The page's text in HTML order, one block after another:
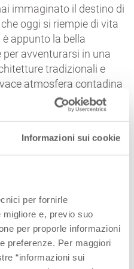
Informazioni sui cookie
per fornirle
migliore e, previo suo
per proporle informazioni
preferenze. Per maggiori
“informazioni sui
immaginato il destino di
oggi si riempie di vita
è appunto la bella
avventurarsi in una
tradizionali e
atmosfera contadina
trovandosi da queste
cogliere l’occasione per
dell’Assunta.
(RE)
Dormiente: in qualunque